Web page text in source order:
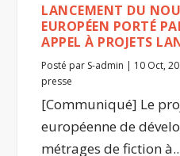
LANCEMENT DU
EUROPÉEN PORTÉ
APPEL À PROJETS
Posté par S-admin | 10 Oct,
presse
[Communiqué] Le
européenne de
métrages de fiction